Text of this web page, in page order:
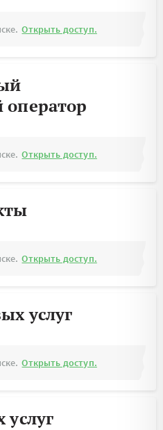
Открыть доступ.
Открыть доступ.
Открыть доступ.
услуг
Открыть доступ.
услуг